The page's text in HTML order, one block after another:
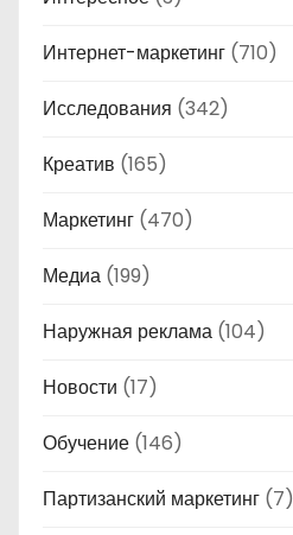
Интернет-маркетинг (710)
Исследования (342)
Креатив (165)
Маркетинг (470)
Медиа (199)
Наружная реклама (104)
Новости (17)
Обучение (146)
Партизанский маркетинг (7)